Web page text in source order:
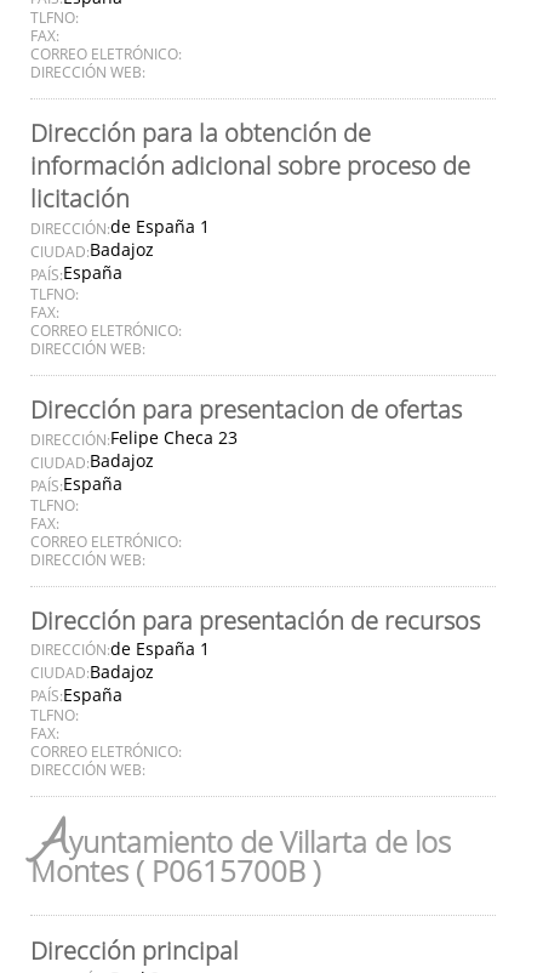
TLFNO:
FAX:
CORREO ELETRÓNICO:
DIRECCIÓN WEB:
Dirección para la obtención de
información adicional sobre proceso de
licitación
DIRECCIÓN:de España 1
CIUDAD:Badajoz
PAÍS:España
TLFNO:
FAX:
CORREO ELETRÓNICO:
DIRECCIÓN WEB:
Dirección para presentacion de ofertas
DIRECCIÓN:Felipe Checa 23
CIUDAD:Badajoz
PAÍS:España
TLFNO:
FAX:
CORREO ELETRÓNICO:
DIRECCIÓN WEB:
Dirección para presentación de recursos
DIRECCIÓN:de España 1
CIUDAD:Badajoz
PAÍS:España
TLFNO:
FAX:
CORREO ELETRÓNICO:
DIRECCIÓN WEB:
Ayuntamiento de Villarta de los
Montes ( P0615700B )
Dirección principal